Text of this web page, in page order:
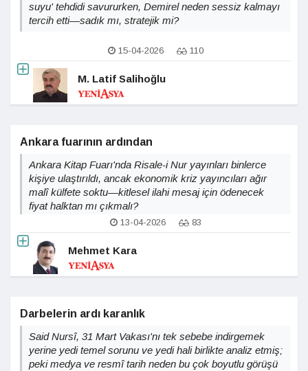
suyu' tehdidi savururken, Demirel neden sessiz kalmayı
tercih etti—sadık mı, stratejik mi?
15-04-2026 110
M. Latif Salihoğlu
Ankara fuarının ardından
Ankara Kitap Fuarı'nda Risale-i Nur yayınları binlerce
kişiye ulaştırıldı, ancak ekonomik kriz yayıncıları ağır
malî külfete soktu—kitlesel ilahi mesaj için ödenecek
fiyat halktan mı çıkmalı?
13-04-2026 83
Mehmet Kara
Darbelerin ardı karanlık
Said Nursî, 31 Mart Vakası'nı tek sebebe indirgemek
yerine yedi temel sorunu ve yedi hali birlikte analiz etmiş;
peki medya ve resmî tarih neden bu çok boyutlu görüşü